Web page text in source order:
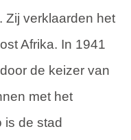
Zij verklaarden het
Afrika. In 1941
de keizer van
met het
is de stad